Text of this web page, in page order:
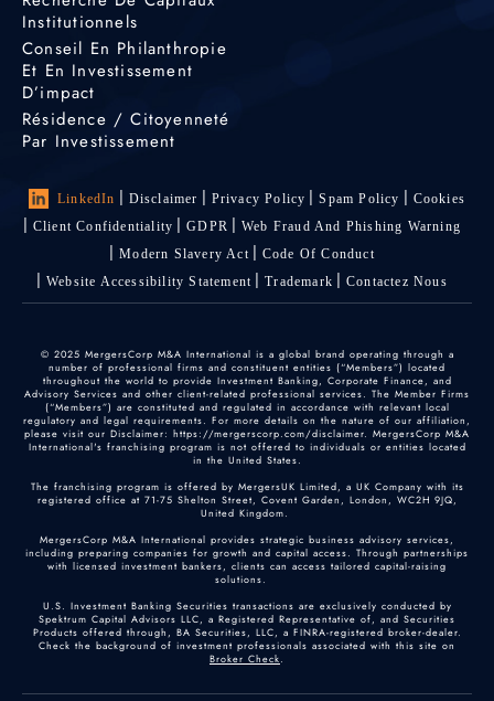
Institutionnels
Conseil En Philanthropie
Et En Investissement
D’impact
Résidence / Citoyenneté
Par Investissement
LinkedIn Disclaimer Privacy Policy Spam Policy
Cookies
Client Confidentiality
GDPR
Web Fraud And Phishing Warning
Modern Slavery Act
Code Of Conduct
Website Accessibility Statement
Trademark Contactez Nous
© 2025 MergersCorp M&A International is a global brand operating through a
number of professional firms and constituent entities (“Members”) located
throughout the world to provide Investment Banking, Corporate Finance, and
Advisory Services and other client-related professional services. The Member Firms
(“Members”) are constituted and regulated in accordance with relevant local
regulatory and legal requirements. For more details on the nature of our affiliation,
please visit our Disclaimer: https://mergerscorp.com/disclaimer. MergersCorp M&A
International's franchising program is not offered to individuals or entities located
in the United States.
The franchising program is offered by MergersUK Limited, a UK Company with its
registered office at 71-75 Shelton Street, Covent Garden, London, WC2H 9JQ,
United Kingdom.
MergersCorp M&A International provides strategic business advisory services,
including preparing companies for growth and capital access. Through partnerships
with licensed investment bankers, clients can access tailored capital-raising
solutions.
U.S. Investment Banking Securities transactions are exclusively conducted by
Spektrum Capital Advisors LLC, a Registered Representative of, and Securities
Products offered through, BA Securities, LLC, a FINRA-registered broker-dealer.
Check the background of investment professionals associated with this site on
Broker Check.